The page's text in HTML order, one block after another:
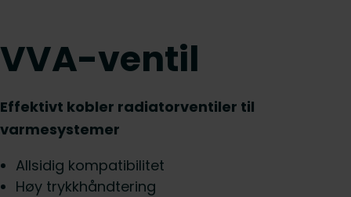
VVA-ventil
Effektivt kobler radiatorventiler til
varmesystemer
Allsidig kompatibilitet
Høy trykkhåndtering